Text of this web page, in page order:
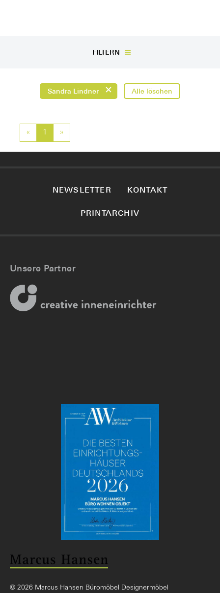
FILTERN
Sandra Lindner Alle löschen
« Previous
1 »
NEWSLETTER KONTAKT
PRINTARCHIV
Unsere Partner
© 2026 Marcus Hansen Büromöbel Designermöbel